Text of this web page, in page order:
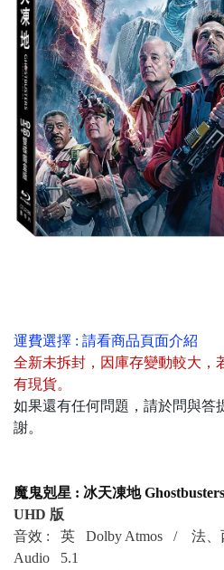
運費選擇 : 請看商品頁面介紹
全新未拆封 ， 因庫存變動較大，
有現貨。
如果還有任何問題，請於問與答
謝。
魔鬼剋星 : 冰天凍地
UHD 版
音效 : 英 Dolby Atmos / 法、
Audio 5.1